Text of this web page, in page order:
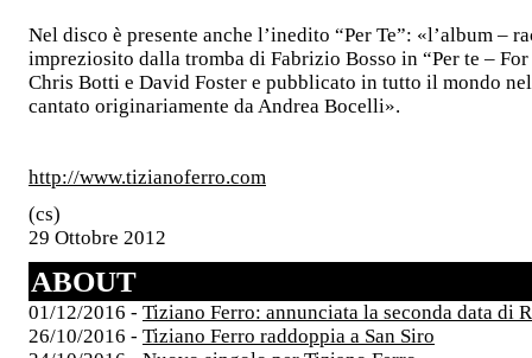
Nel disco è presente anche l’inedito “Per Te”: «l’album –
impreziosito dalla tromba di Fabrizio Bosso in “Per te –
Chris Botti e David Foster e pubblicato in tutto il mondo
cantato originariamente da Andrea Bocelli».
http://www.tizianoferro.com
(cs)
29 Ottobre 2012
ABOUT
01/12/2016 - Tiziano Ferro: annunciata la seconda data di
26/10/2016 - Tiziano Ferro raddoppia a San Siro